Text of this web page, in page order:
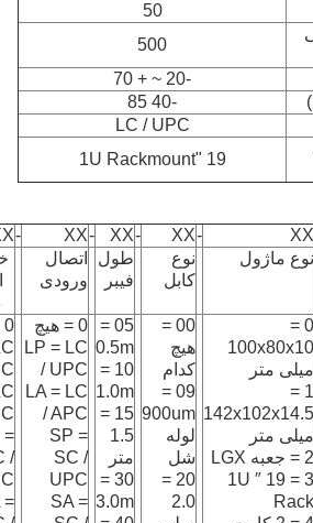
50
500
-20 ~ + 70
-40 85
LC / UPC
19 "1U Rackmount
XX
-
XX
-
XX
-
XX
-
نوع ماژول
نوع
کابل
طول
فیبر
اتصال
ورودی
0 =
100x80x10
میلی متر
1 =
142x102x14.5
میلی متر
2 = جعبه LGX
3 = 19 ″ 1U
Rack
00 =
هیچ
کدام
09 =
900um
لوله
شل
20 =
2.0
05 =
0.5m
10 =
1.0m
15 =
1.5
متر
30 =
3.0m
0 = هیچ
LP = LC
/ UPC
LA = LC
/ APC
SP =
SC /
UPC
SA =
0 = هیچ
=
/
=